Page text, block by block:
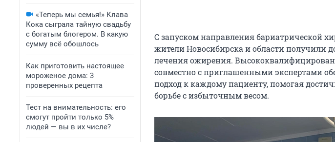
«Теперь мы семья!» Клава
Кока сыграла тайную свадьбу
с богатым блогером. В какую
сумму всё обошлось
Как приготовить настоящее
мороженое дома: 3
проверенных рецепта
Тест на внимательность: его
смогут пройти только 5%
людей — вы в их числе?
С запуском направления бариатрической
жители Новосибирска и области получили
лечения ожирения.
совместно с приглашенными экспертами
подход к каждому пациенту, помогая
борьбе с избыточным весом.